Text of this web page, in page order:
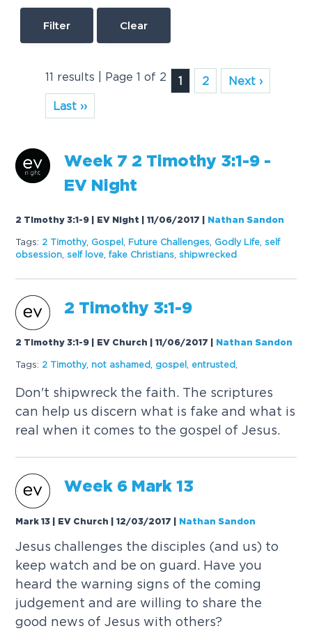
Clear
11 results | Page 1 of 2 1 2
Next ›
Last ››
Wee k 7 2 Timot hy 3:1 -9 -
EV N ig ht
2 Timothy 3:1-9 | EV Night | 11/06/2017 Nathan Sandon
Tags: 2 Timothy, Gospe Future Cha enges God ly Life ,se lf
obsession ,se lf ove ,fake Christians ,shipwrecked
2 Timot hy 3:1 -9
2 Timothy 3:1-9 | EV Church | 11/06/2017 Nathan Sandon
Tags: 2 Timothy, not ashamed gospe entrusted
Don't s hipwrec k t he fait h. T he scriptures
can he p us d iscern w hat is fa ke and w hat is
rea w hen it comes to t he gospe of Jesus.
Wee k 6 M ar k 1 3
Mark 13 | EV Church | 12/03/2017 Nathan Sandon
Jesus c ha enges t he d iscip es (and us) to
keep watc h and be on guard . Have you
heard t he warning signs of t he coming
judgement and are wi ing to s hare t he
good news of Jesus wit h ot hers?